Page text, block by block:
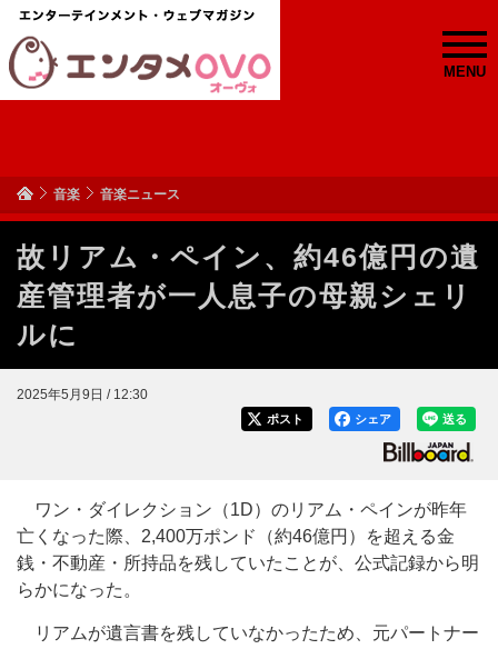
MENU
音楽 音楽ニュース
故リアム・ペイン、約46億円の遺
産管理者が一人息子の母親シェリ
ルに
2025年5月9日 / 12:30
送る
シェア
ポスト
ワン・ダイレクション（1D）のリアム・ペインが昨年
亡くなった際、2,400万ポンド（約46億円）を超える金
銭・不動産・所持品を残していたことが、公式記録から明
らかになった。
リアムが遺言書を残していなかったため、元パートナー